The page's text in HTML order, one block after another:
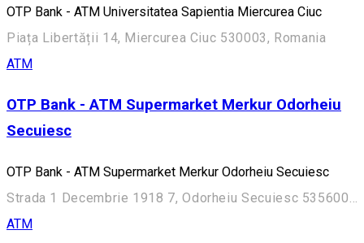
OTP Bank - ATM Universitatea Sapientia Miercurea Ciuc
Piața Libertății 14, Miercurea Ciuc 530003, Romania
ATM
OTP Bank - ATM Supermarket Merkur Odorheiu
Secuiesc
OTP Bank - ATM Supermarket Merkur Odorheiu Secuiesc
Strada 1 Decembrie 1918 7, Odorheiu Secuiesc 535600, Romania
ATM